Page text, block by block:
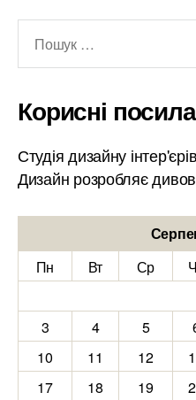
Корисні
Студія дизайну
Дизайн розробляє
Пн
Вт Ср
3
4 5
10
11 12
17
18 19